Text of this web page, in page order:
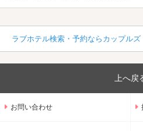
ラブホテル検索・予約ならカップルズ
上へ戻
お問い合わせ